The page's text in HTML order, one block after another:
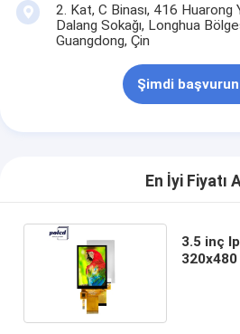
2. Kat, C Binası, 416 Huarong
Dalang Sokağı, Longhua
Guangdong, Çin
Şimdi başvurun
En İyi Fiyatı
3.5 inç